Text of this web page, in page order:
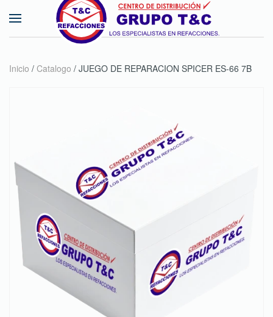
Skip to main content
Inicio / Catalogo / JUEGO DE REPARACION SPICER ES-66 7B